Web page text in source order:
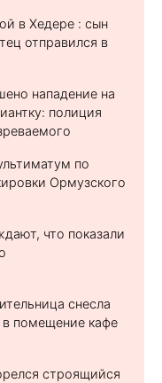
в Хедере : сын
отправился в
нападение на
полиция
по
Ормузского
что показали
снесла
в помещение кафе
строящийся